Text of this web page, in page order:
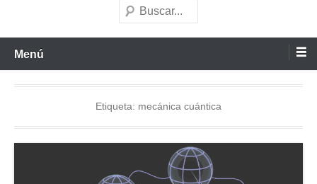
Menú
Etiqueta: mecánica cuántica